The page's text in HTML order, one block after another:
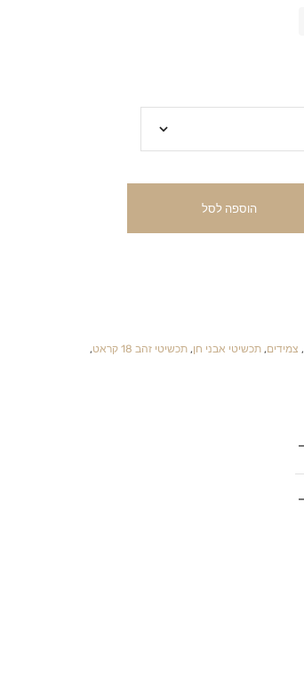
הוספה לסל
, צמידים, תכשיטי אבני חן, תכשיטי זהב 18 קראט
,